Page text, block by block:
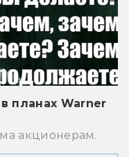
планах Warner
акционерам.